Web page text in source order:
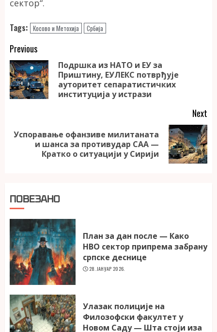
сектор“.
Tags: Косово и Метохија Србија
Continue
Reading
Previous
Подршка из НАТО и ЕУ за
Приштину, ЕУЛЕКС потврђује
ауторитет сепаратистичких
институција у истрази
Next
Next
Успоравање офанзиве милитаната
и шанса за противудар САА —
Кратко о ситуацији у Сирији
ПОВЕЗАНО
План за дан после — Како
НВО сектор припрема забрану
српске деснице
28. ЈАНУАР 2026.
Улазак полиције на
Филозофски факултет у
Новом Саду — Шта стоји иза